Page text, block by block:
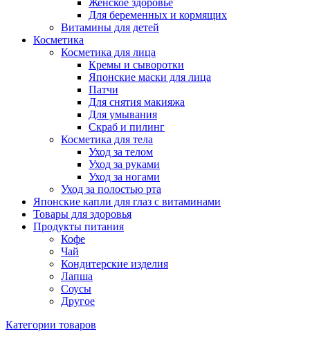
Женское здоровье
Для беременных и кормящих
Витамины для детей
Косметика
Косметика для лица
Кремы и сыворотки
Японские маски для лица
Патчи
Для снятия макияжа
Для умывания
Скраб и пилинг
Косметика для тела
Уход за телом
Уход за руками
Уход за ногами
Уход за полостью рта
Японские капли для глаз с витаминами
Товары для здоровья
Продукты питания
Кофе
Чай
Кондитерские изделия
Лапша
Соусы
Другое
Категории товаров